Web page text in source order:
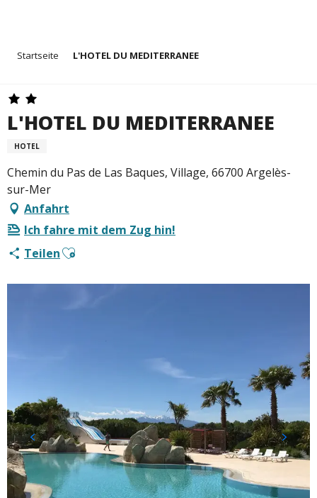
principal
Startseite L'HOTEL DU MEDITERRANEE
L'HOTEL DU MEDITERRANEE
HOTEL
Chemin du Pas de Las Baques, Village, 66700 Argelès-
sur-Mer
Anfahrt
Ich fahre mit dem Zug hin!
TeilenAjouter aux favoris